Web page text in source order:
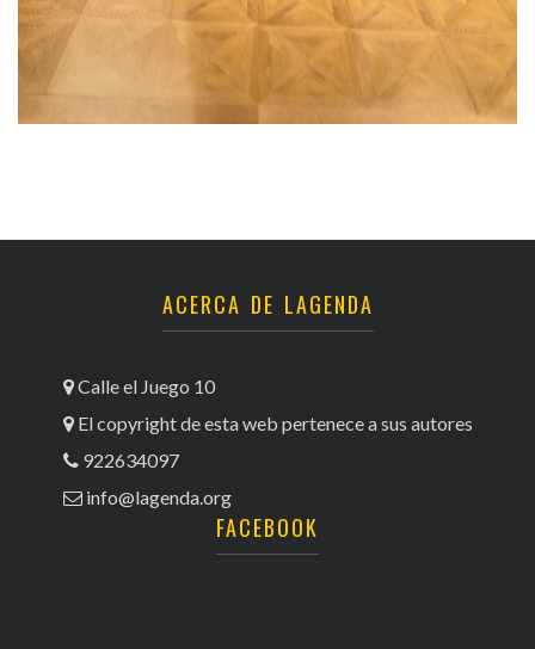
ACERCA DE LAGENDA
Calle el Juego 10
El copyright de esta web pertenece a sus autores
922634097
info@lagenda.org
FACEBOOK